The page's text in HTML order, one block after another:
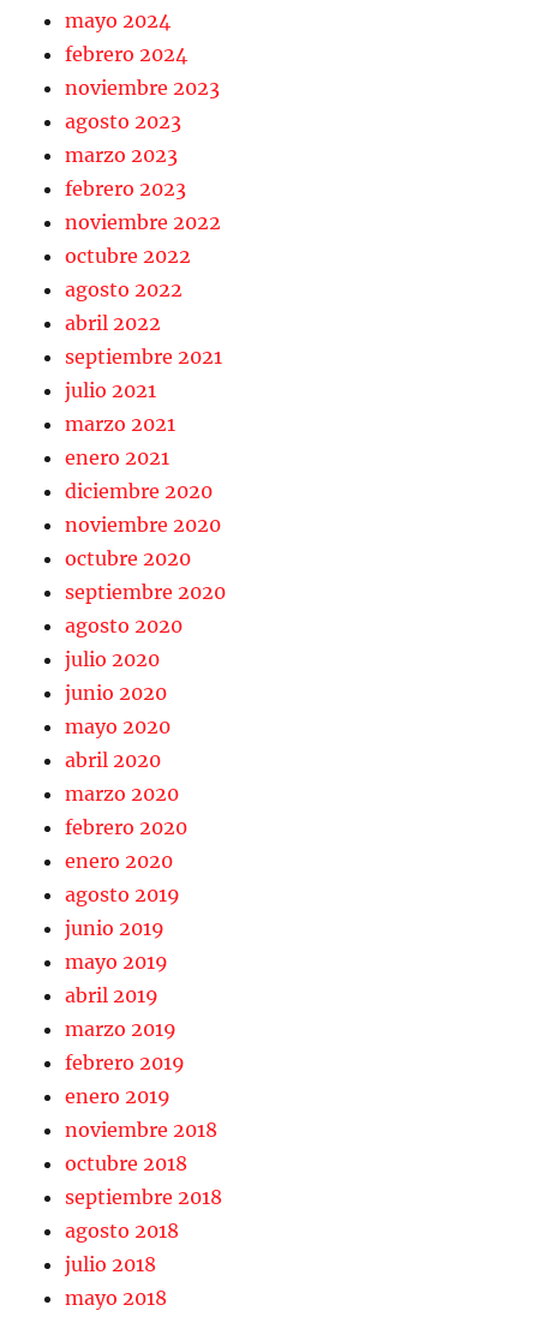
mayo 2024
febrero 2024
noviembre 2023
agosto 2023
marzo 2023
febrero 2023
noviembre 2022
octubre 2022
agosto 2022
abril 2022
septiembre 2021
julio 2021
marzo 2021
enero 2021
diciembre 2020
noviembre 2020
octubre 2020
septiembre 2020
agosto 2020
julio 2020
junio 2020
mayo 2020
abril 2020
marzo 2020
febrero 2020
enero 2020
agosto 2019
junio 2019
mayo 2019
abril 2019
marzo 2019
febrero 2019
enero 2019
noviembre 2018
octubre 2018
septiembre 2018
agosto 2018
julio 2018
mayo 2018